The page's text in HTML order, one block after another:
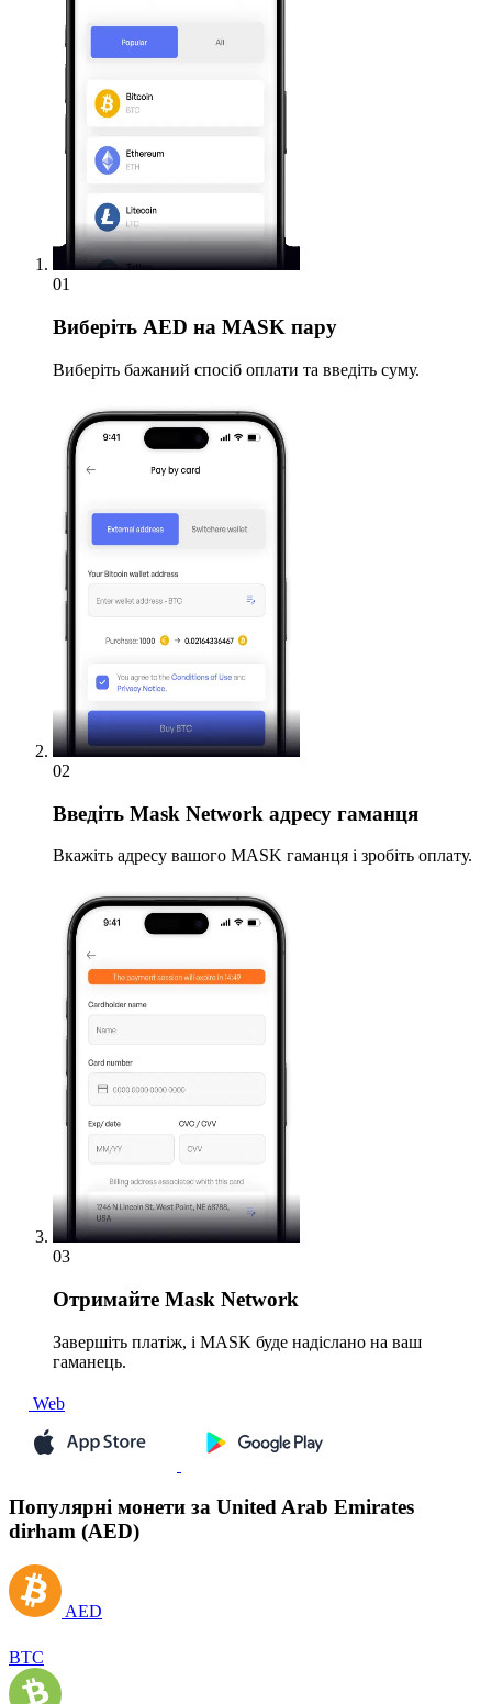
01
Виберіть AED на MASK пару
Виберіть бажаний спосіб оплати та введіть суму.
02
Введіть Mask Network адресу гаманця
Вкажіть адресу вашого MASK гаманця і зробіть оплату.
03
Отримайте Mask Network
Завершіть платіж, і MASK буде надіслано на ваш
гаманець.
Web
Популярні монети за United Arab Emirates
dirham (AED)
AED
BTC